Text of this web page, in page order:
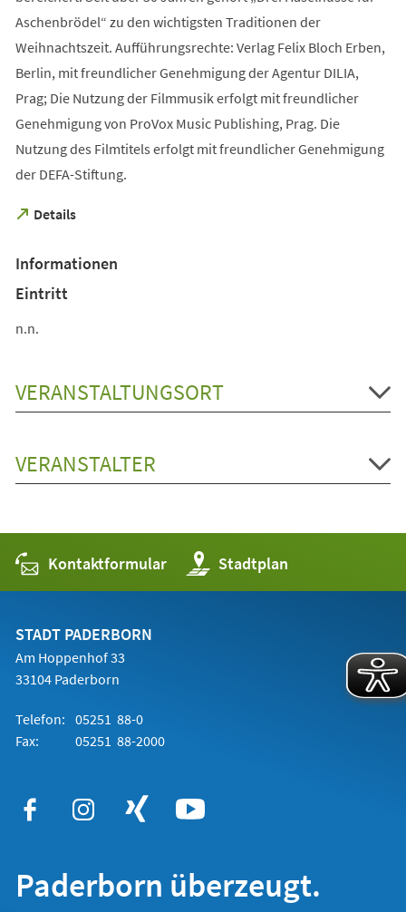
Aschenbrödel“ zu den wichtigsten Traditionen der
Weihnachtszeit. Aufführungsrechte: Verlag Felix Bloch Erben,
Berlin, mit freundlicher Genehmigung der Agentur DILIA,
Prag; Die Nutzung der Filmmusik erfolgt mit freundlicher
Genehmigung von ProVox Music Publishing, Prag. Die
Nutzung des Filmtitels erfolgt mit freundlicher Genehmigung
der DEFA-Stiftung.
Details
(Öffnet
neuen
Tab)
Informationen
Eintritt
n.n.
VERANSTALTUNGSORT
VERANSTALTER
Kontaktformular Stadtplan
(Öffnet
in
einem
STADT PADERBORN
Am Hoppenhof 33
33104 Paderborn
Telefon: 05251 88-0
Fax:
05251 88-2000
Paderborn überzeugt.